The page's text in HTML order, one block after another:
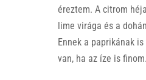
éreztem. A citrom
lime virága és a
Ennek a paprikának
van, ha az íze is finom.